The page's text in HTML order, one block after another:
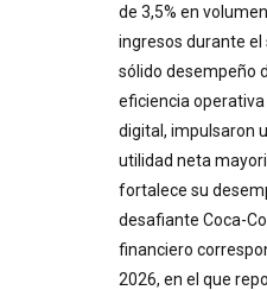
de 3,5% en
ingresos durante el
sólido desempeño
eficiencia
digital, impulsaron
utilidad neta
fortalece su
desafiante Coca-
financiero
2026, en el que